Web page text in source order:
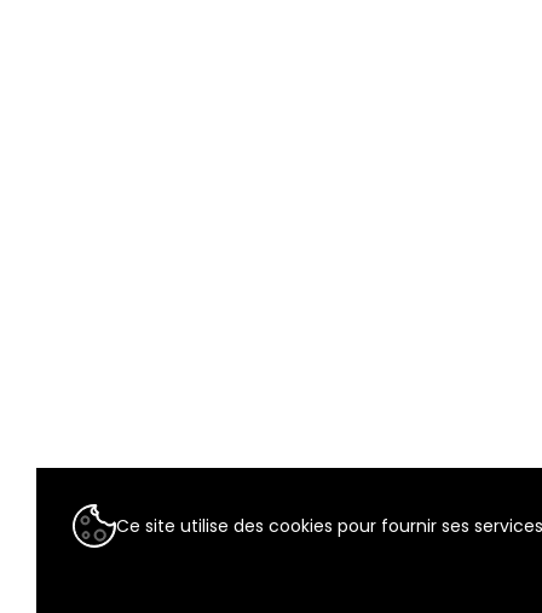
Ce site utilise des cookies pour fournir ses